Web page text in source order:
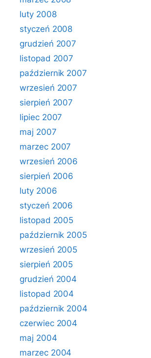
luty 2008
styczeń 2008
grudzień 2007
listopad 2007
październik 2007
wrzesień 2007
sierpień 2007
lipiec 2007
maj 2007
marzec 2007
wrzesień 2006
sierpień 2006
luty 2006
styczeń 2006
listopad 2005
październik 2005
wrzesień 2005
sierpień 2005
grudzień 2004
listopad 2004
październik 2004
czerwiec 2004
maj 2004
marzec 2004